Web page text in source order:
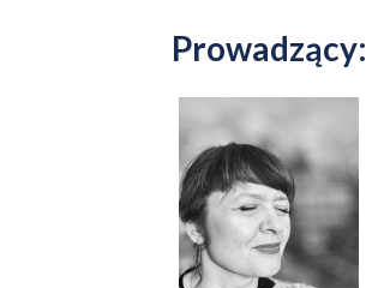
Prowadzący: